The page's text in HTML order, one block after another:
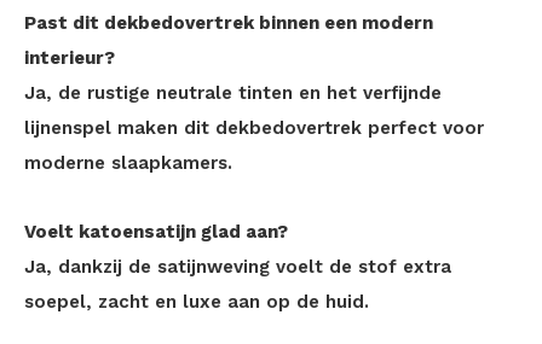
Past dit dekbedovertrek binnen een modern
interieur?
Ja, de rustige neutrale tinten en het verfijnde
lijnenspel maken dit dekbedovertrek perfect voor
moderne slaapkamers.
Voelt katoensatijn glad aan?
Ja, dankzij de satijnweving voelt de stof extra
soepel, zacht en luxe aan op de huid.